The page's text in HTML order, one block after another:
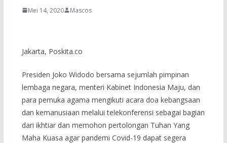
Mei 14, 2020 Mascos
Jakarta, Poskita.co
Presiden Joko Widodo bersama sejumlah pimpinan
lembaga negara, menteri Kabinet Indonesia Maju, dan
para pemuka agama mengikuti acara doa kebangsaan
dan kemanusiaan melalui telekonferensi sebagai bagian
dari ikhtiar dan memohon pertolongan Tuhan Yang
Maha Kuasa agar pandemi Covid-19 dapat segera